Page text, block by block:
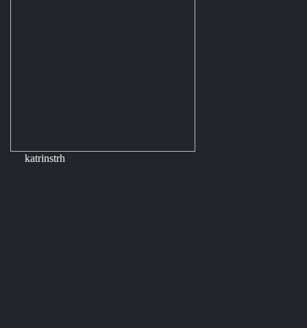
katrinstrh